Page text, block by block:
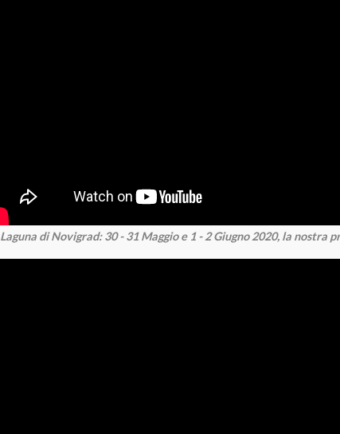
Laguna di Novigrad: 30 - 31 Maggio e 1 - 2 Giugno 2020, la nostra